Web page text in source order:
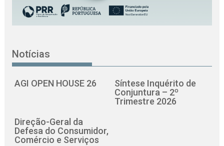
Notícias
AGI OPEN HOUSE 26
Síntese Inquérito de
Conjuntura – 2º
Trimestre 2026
Direção-Geral da
Defesa do Consumidor,
Comércio e Serviços